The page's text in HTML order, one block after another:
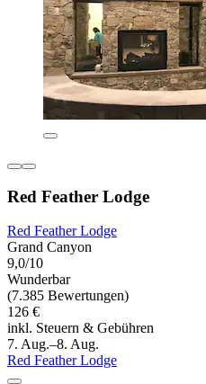
Red Feather Lodge
Red Feather Lodge
Grand Canyon
9,0/10
Wunderbar
(7.385 Bewertungen)
126 €
inkl. Steuern & Gebühren
7. Aug.–8. Aug.
Red Feather Lodge